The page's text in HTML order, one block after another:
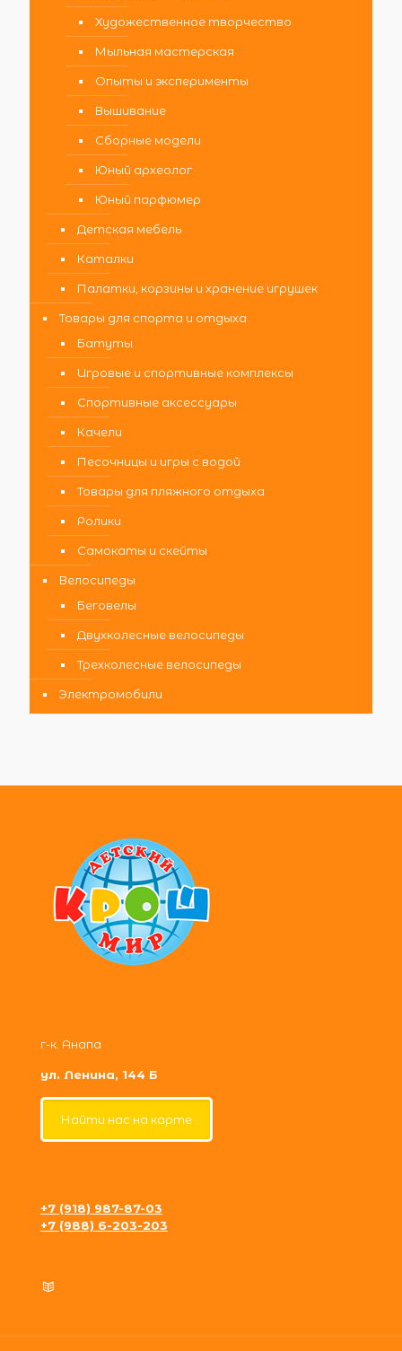
Художественное творчество
Мыльная мастерская
Опыты и эксперименты
Вышивание
Сборные модели
Юный археолог
Юный парфюмер
Детская мебель
Каталки
Палатки, корзины и хранение игрушек
Товары для спорта и отдыха
Батуты
Игровые и спортивные комплексы
Спортивные аксессуары
Качели
Песочницы и игры с водой
Товары для пляжного отдыха
Ролики
Самокаты и скейты
Велосипеды
Беговелы
Двухколесные велосипеды
Трехколесные велосипеды
Электромобили
г-к. Анапа
ул. Ленина, 144 Б
Найти нас на карте
+7 (918) 987-87-03
+7 (988) 6-203-203